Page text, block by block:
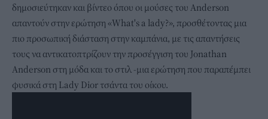
δημοσιεύτηκαν και βίντεο όπου οι μούσες του Anderson
απαντούν στην ερώτηση «What's a lady?», προσθέτοντας μια
πιο προσωπική διάσταση στην καμπάνια, με τις απαντήσεις
τους να αντικατοπτρίζουν την προσέγγιση του Jonathan
Anderson στη μόδα και το στιλ -μια ερώτηση που παραπέμπει
φυσικά στη Lady Dior τσάντα του οίκου.